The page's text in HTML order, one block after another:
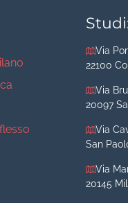
Via
22100
Via
20097
Via
San
Via
20145